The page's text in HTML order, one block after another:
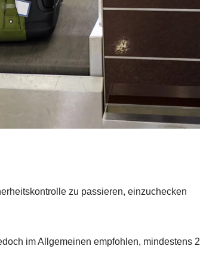
zu passieren, einzuchecken
im Allgemeinen empfohlen, mindestens 2